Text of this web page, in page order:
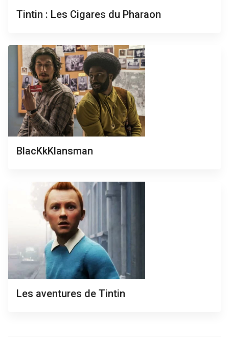
Tintin : Les Cigares du Pharaon
BlacKkKlansman
Les aventures de Tintin